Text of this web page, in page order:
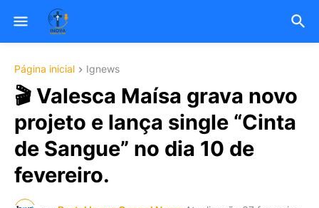
Página inicial Ignews
🎬 Valesca Maísa grava novo
projeto e lança single “Cinta
de Sangue” no dia 10 de
fevereiro.